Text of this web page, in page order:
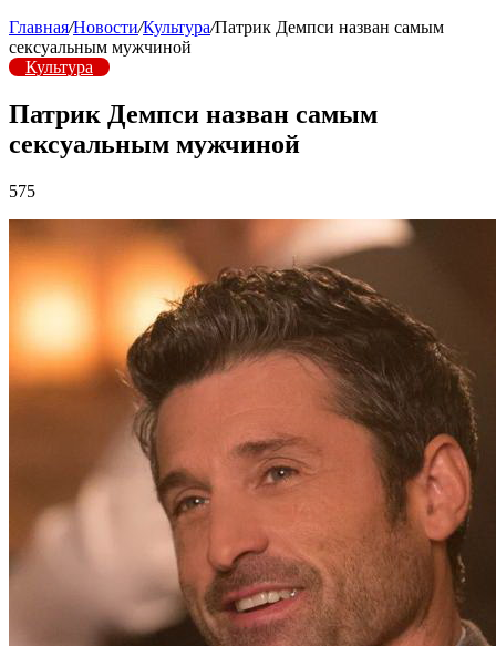
Главная/Новости/Культура/Патрик Демпси назван самым
сексуальным мужчиной
Культура
Патрик Демпси назван самым
сексуальным мужчиной
575